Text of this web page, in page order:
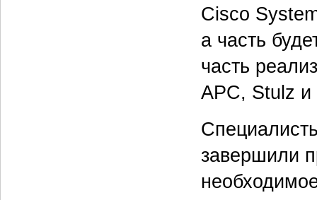
Cisco
а часть
часть
APC, Stulz и
завершили